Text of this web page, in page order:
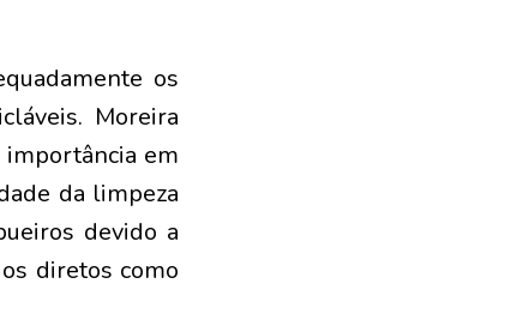
os
Moreira
em
da limpeza
devido a
diretos como